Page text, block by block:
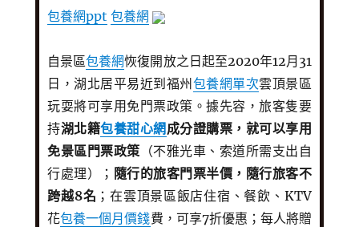
包養網ppt 包養網
自景區包養網恢復開放之日起至2020年12月31
日，湖北居平易近到福州 包養網單次雲頂景區
玩耍將可享用免門票政策。據先容，旅客隻要
持湖北籍包養甜心網 成分證購票，就可以享用
免景區門票政策（不雅光車、索道所需支出自
行處理）； 隨行的旅客門票半價，隨行旅客不
跨越8名 ；在雲頂景區飯店住宿、餐飲、KTV
花包養一個月價錢費，可享7折優惠；每人將贈